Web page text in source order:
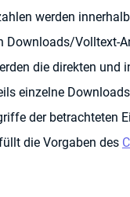
werden
Downloads/Volltext-
die direkten
einzelne
der betrachteten
die Vorgaben des